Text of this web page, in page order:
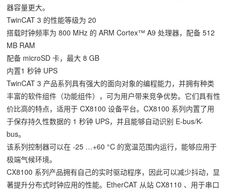
器容量更大。
TwinCAT 3 的性能等级为 20
搭载时钟频率为 800 MHz 的 ARM Cortex™ A9 处理器，配备 512
MB RAM
配备 microSD 卡，最大 8 GB
内置1 秒钟 UPS
TwinCAT 3 产品系列具有强大的面向对象的编程能力，并拥有种类
丰富的软件组件（功能组件），可为用户带来竞争优势。它们具有性
价比高的特点，适用于 CX8100 设备平台。CX8100 系列内置了用
于保存持久性数据的 1 秒钟 UPS，并且能够自动识别 E-bus/K-
bus。
该系列控制器可以在 -25 …+60 °C 的宽温范围内运行，能够应用于
极端气候环境。
CX8100 系列产品拥有自己的实时驱动程序，因此可以减少抖动，显
著提升分布式时钟应用的性能。EtherCAT 从站 CX8110 、用于串口